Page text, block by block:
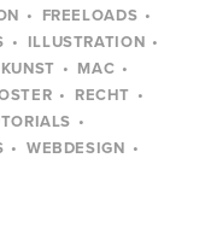
FREELOADS
ILLUSTRATION
KUNST
MAC
RECHT
WEBDESIGN